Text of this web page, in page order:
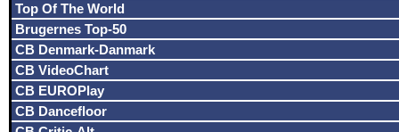
Top Of The World
Brugernes Top-50
CB Denmark-Danmark
CB VideoChart
CB EUROPlay
CB Dancefloor